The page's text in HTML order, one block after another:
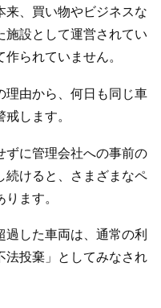
来、買い物やビジネスな
施設として運営されてい
られていません。
理由から、何日も同じ車
します。
ずに管理会社への事前の
続けると、さまざまなペ
ます。
した車両は、通常の利
法投棄」としてみなされ